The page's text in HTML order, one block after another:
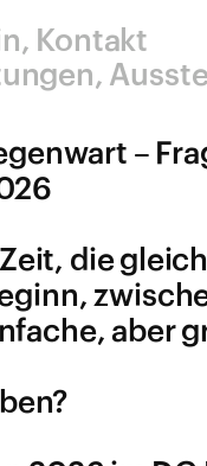
Kontakt
–
die
aber